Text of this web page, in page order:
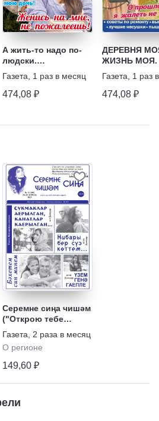
А жить-то надо по-
людски.
Сокровенные
истории, любовь и
семейные тайны
Газета 1 раз в месяц
474,08 ₽
ДЕРЕВНЯ
ЖИЗНЬ МОЯ.
хозяйство и
истории
Газета 1 раз
474,08 ₽
Серемне сиңа чишәм
("Открою тебе
тайну")
Газета
2 раза в месяц
О регионе
149,60 ₽